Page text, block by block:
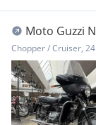
Moto Guzzi
Chopper / Cruiser,